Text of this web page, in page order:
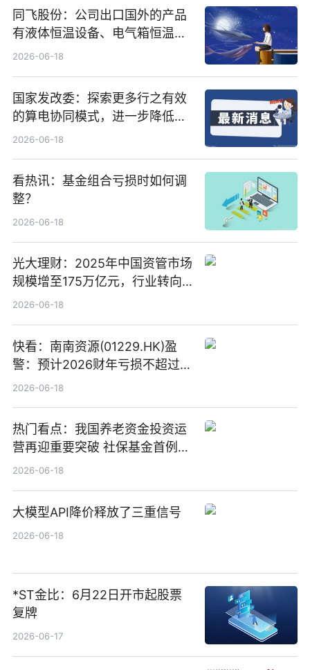
同飞股份：公司出口国外的产品
有液体恒温设备、电气箱恒温装
置、纯水冷却单元和特种换热器
2026-06-18
国家发改委：探索更多行之有效
的算电协同模式，进一步降低网
络传输时延_最资讯
2026-06-18
看热讯：基金组合亏损时如何调
整？
2026-06-18
光大理财：2025年中国资管市场
规模增至175万亿元，行业转向
“量质并重”
2026-06-18
快看：南南资源(01229.HK)盈
警：预计2026财年亏损不超过
1000万港元
2026-06-18
热门看点：我国养老资金投资运
营再迎重要突破 社保基金首例期
货账户完成开立
2026-06-18
大模型API降价释放了三重信号
2026-06-18
*ST金比：6月22日开市起股票
复牌
2026-06-17